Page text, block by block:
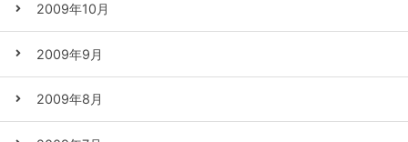
2009年10月
2009年9月
2009年8月